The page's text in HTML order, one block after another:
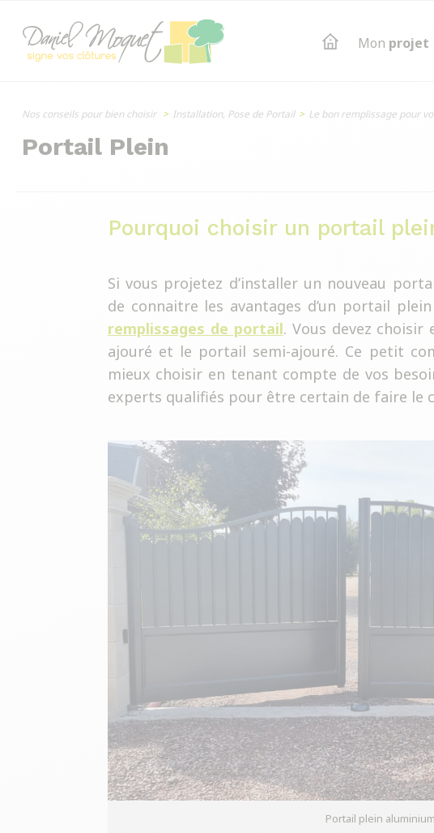
Mon projet
Nos conseils pour bien choisir > Installation, Pose de Portail > Le bon remplissage pour
Portail Plein
Pourquoi choisir un portail
Si vous projetez d’installer un nouveau
de connaitre les avantages d’un portail
remplissages de portail. Vous devez
ajouré et le portail semi-ajouré. Ce petit
mieux choisir en tenant compte de vos
experts qualifiés pour être certain de faire le
Portail plein aluminium